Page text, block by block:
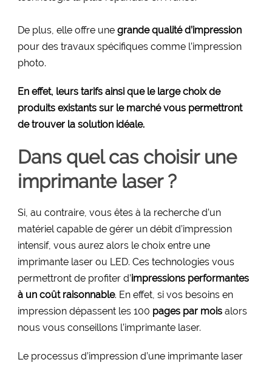
De plus, elle offre une grande qualité d’impression
pour des travaux spécifiques comme l’impression
photo.
En effet, leurs tarifs ainsi que le large choix de
produits existants sur le marché vous permettront
de trouver la solution idéale.
Dans quel cas choisir une
imprimante laser ?
Si, au contraire, vous êtes à la recherche d’un
matériel capable de gérer un débit d’impression
intensif, vous aurez alors le choix entre une
imprimante laser ou LED. Ces technologies vous
permettront de profiter d’impressions performantes
à un coût raisonnable. En effet, si vos besoins en
impression dépassent les 100 pages par mois alors
nous vous conseillons l’imprimante laser.
Le processus d’impression d’une imprimante laser